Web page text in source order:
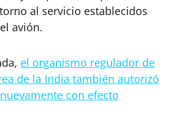
al servicio establecidos
avión.
el organismo regulador de
de la India también autorizó
con efecto